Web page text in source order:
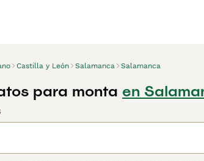
Castilla y León Salamanca Salamanca
para monta en